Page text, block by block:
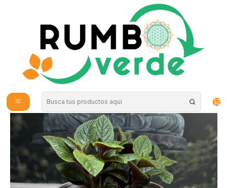
Envío gratis por compras sobre los 59.990 en la provincia de Santiago
Plantas de Interior
Plantas RV - Dolar Negro tamaño M / sin maceta